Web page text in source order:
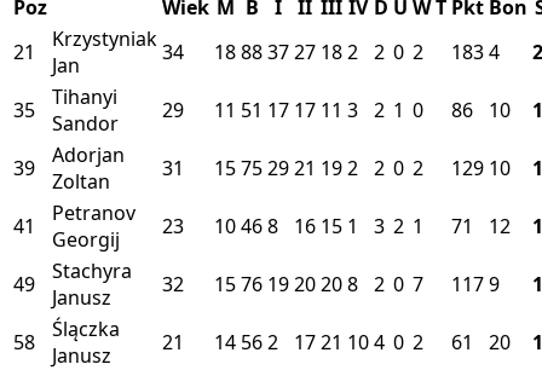
Poz Wiek M B I II III IV D U WT Pkt Bon
21
Krzystyniak
Jan
34 18883727 182 2 0 2 1834
35
Tihanyi
Sandor
29 11 51 17 17 11 3 2 1 0 86 10
39
Adorjan
Zoltan
31 15752921 192 2 0 2 129 10
41
Petranov
Georgij
23 10468 16 15 1 3 2 1 71 12
49
Stachyra
Janusz
32 1576 1920208 2 0 7 1179
58
Ślączka
Janusz
21 14 562 1721 104 0 2 61 20